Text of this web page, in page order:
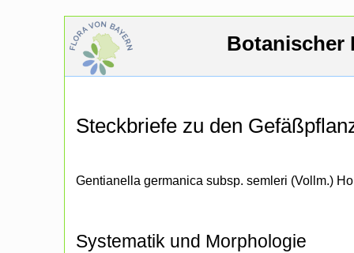
Botanischer
Steckbriefe zu den
Gentianella germanica subsp. semleri (Vollm.)
Systematik und Morphologie